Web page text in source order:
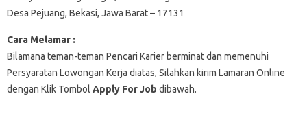
Desa Pejuang, Bekasi, Jawa Barat – 17131
Cara Melamar :
Bilamana teman-teman Pencari Karier berminat dan memenuhi
Persyaratan Lowongan Kerja diatas, Silahkan kirim Lamaran Online
dengan Klik Tombol Apply For Job dibawah.